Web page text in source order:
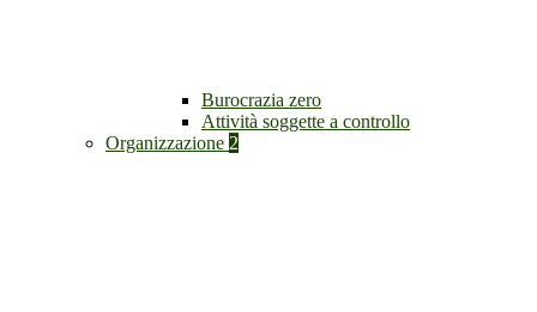
Burocrazia zero
Attività soggette a controllo
Organizzazione 2